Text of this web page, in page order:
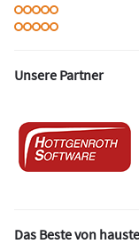
Unsere Partner
Das Beste von